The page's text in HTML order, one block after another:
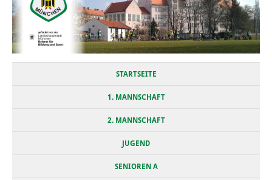
STARTSEITE
1. MANNSCHAFT
2. MANNSCHAFT
JUGEND
SENIOREN A